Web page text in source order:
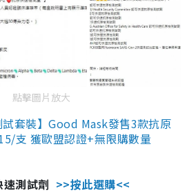
點擊圖片放大
套裝】Good Mask發售3款抗原
支 獲歐盟認證+無限購數量
測試劑 >>按此選購<<